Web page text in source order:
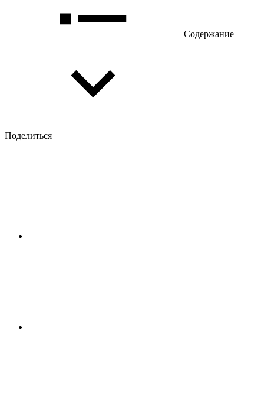
Содержание
Поделиться